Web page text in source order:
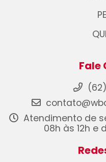
Fale
Atendimento de
08h às 12h e